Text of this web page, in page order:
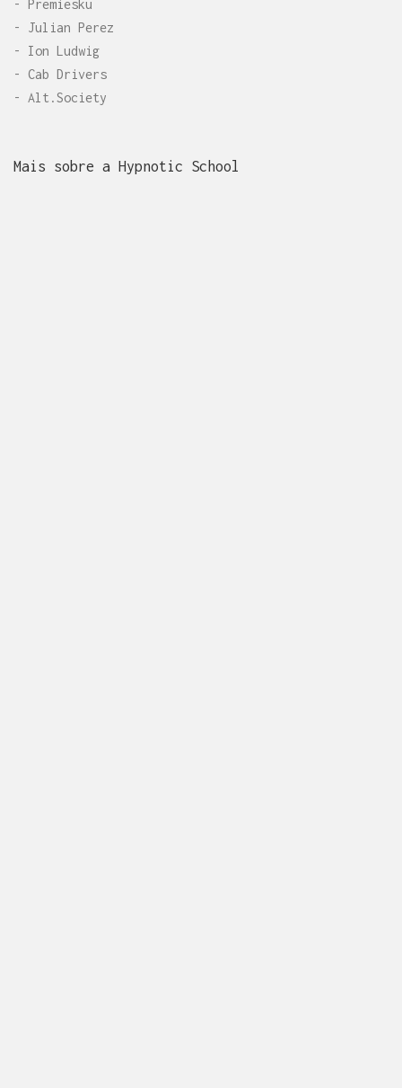
- Premiesku
- Julian Perez
- Ion Ludwig
- Cab Drivers
- Alt.Society
Mais sobre a Hypnotic School